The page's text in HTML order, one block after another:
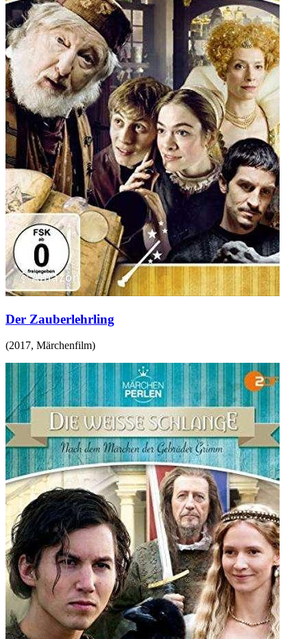
Der Zauberlehrling
(2017, Märchenfilm)